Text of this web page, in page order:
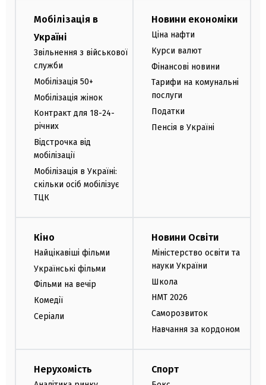
Мобілізація в
Україні
Звільнення з військової
служби
Мобілізація 50+
Мобілізація жінок
Контракт для 18-24-
річних
Відстрочка від
мобілізації
Мобілізація в Україні:
скільки осіб мобілізує
ТЦК
Новини економіки
Ціна нафти
Курси валют
Фінансові новини
Тарифи на комунальні
послуги
Податки
Пенсія в Україні
Кіно
Найцікавіші фільми
Українські фільми
Фільми на вечір
Комедії
Серіали
Новини Освіти
Міністерство освіти та
науки України
Школа
НМТ 2026
Саморозвиток
Навчання за кордоном
Нерухомість Спорт